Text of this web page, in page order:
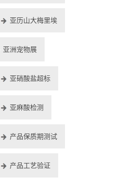
亚历山大梅里埃
亚洲宠物展
亚硝酸盐超标
亚麻酸检测
产品保质期测试
产品工艺验证